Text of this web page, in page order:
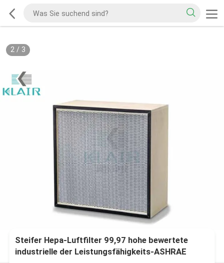
2/ 3
Steifer Hepa-Luftfilter 99,97 hohe bewertete
industrielle der Leistungsfähigkeits-ASHRAE